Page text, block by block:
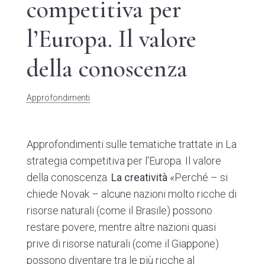
competitiva per
l’Europa. Il valore
della conoscenza
Approfondimenti
Approfondimenti sulle tematiche trattate in L a
strategia competitiva per l'Europa. Il valore
della conoscenza. La creatività «Perché – si
chiede Novak – alcune nazioni molto ricche di
risorse naturali (come il Brasile) possono
restare povere, mentre altre nazioni quasi
prive di risorse naturali (come il Giappone)
possono diventare tra le più ricche al